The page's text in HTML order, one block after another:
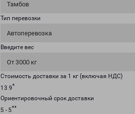
Тамбов
Тип перевозки
Автоперевозка
Введите вес
От 3000 кг
Стоимость доставки за 1 кг (включая НДС)
13.9*
Ориентировочный срок доставки
5 - 5**